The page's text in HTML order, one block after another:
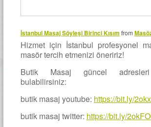
İstanbul Masaj Söyleşi Birinci Kısım from
Hizmet için İstanbul profesyonel
masör tercih etmenizi öneririz!
Butik Masaj güncel
bulabilirsiniz:
butik masaj youtube: https://bit.ly/
butik masaj twitter: https://bit.ly/